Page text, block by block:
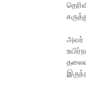
அவர்